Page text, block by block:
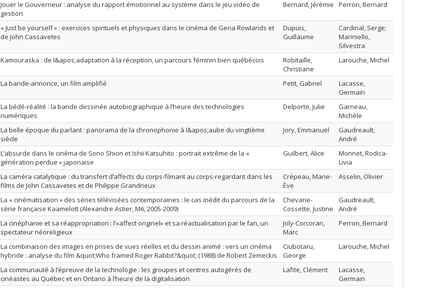
Jouer le Gouverneur : analyse du rapport émotionnel au système dans le jeu vidéo de
gestion
Bernard, Jérémie Perron, Bernard
« Just be yourself » : exercices spirituels et physiques dans le cinéma de Gena Rowlands et
de John Cassavetes
Dupuis,
Guillaume
Cardinal, Serge;
Mariniello,
Silvestra
Kamouraska : de l&apos;adaptation à la réception, un parcours féminin bien québécois
Robitaille,
Christiane
Larouche, Michel
La bande-annonce, un film amplifié Petit, Gabriel
Lacasse,
Germain
La bédé-réalité : la bande dessinée autobiographique à l’heure des technologies
numériques
Delporte, Julie
Garneau,
Michèle
La belle époque du parlant : panorama de la chronophonie à l&apos;aube du vingtième
siècle
Jory, Emmanuel
Gaudreault,
André
L’absurde dans le cinéma de Sono Shion et Ishii Katsuhito : portrait extrême de la «
génération perdue » japonaise
Guilbert, Alice
Monnet, Rodica-
Livia
La caméra catalytique : du transfert d’affects du corps-filmant au corps-regardant dans les
films de John Cassavetes et de Philippe Grandrieux
Crépeau, Marie-
Ève
Asselin, Olivier
La « cinématisation » des séries télévisées contemporaines : le cas inédit du parcours de la
série française Kaamelott (Alexandre Astier, M6, 2005-2009)
Chevarie-
Cossette, Justine
Gaudreault,
André
La cinéphanie et sa réappropriation : l’«affect originel» et sa réactualisation par le fan, un
spectateur néoreligieux
Joly-Corcoran,
Marc
Perron, Bernard
La combinaison des images en prises de vues réelles et du dessin animé : vers un cinéma
hybride : analyse du film &quot;Who framed Roger Rabbit?&quot; (1988) de Robert Zemeckis
Ciubotaru,
George
Larouche, Michel
La communauté à l’épreuve de la technologie : les groupes et centres autogérés de
cinéastes au Québec et en Ontario à l’heure de la digitalisation
Lafite, Clément
Lacasse,
Germain